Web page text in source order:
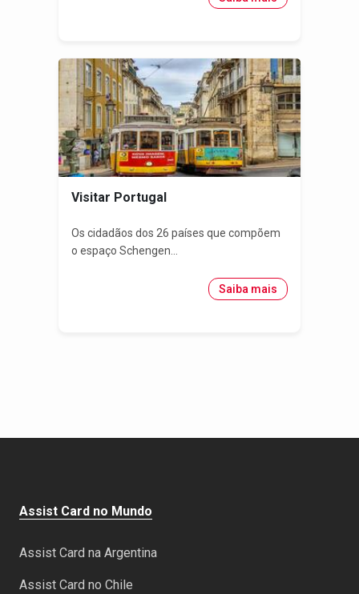
Visitar Portugal
Os cidadãos dos 26 países que compõem
o espaço Schengen...
Saiba mais
Assist Card no Mundo
Assist Card na Argentina
Assist Card no Chile